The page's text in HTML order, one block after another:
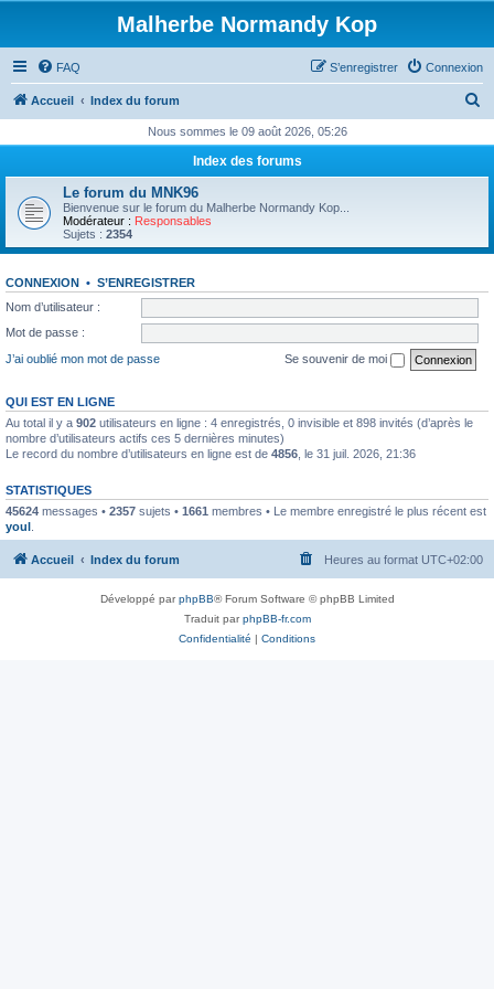
Malherbe Normandy Kop
FAQ Connexion
S’enregistrer
Accueil Index du forum
h
c
Nous sommes le 09 août 2026, 05:26
Index des forums
Le forum du MNK96
Bienvenue sur le forum du Malherbe Normandy Kop...
Modérateur : Responsables
Sujets : 2354
CONNEXION • S’ENREGISTRER
Nom d’utilisateur :
Mot de passe :
J’ai oublié mon mot de passe
Se souvenir de moi
QUI EST EN LIGNE
Au total il y a 902 utilisateurs en ligne : 4 enregistrés, 0 invisible et 898 invités (d’après le
nombre d’utilisateurs actifs ces 5 dernières minutes)
Le record du nombre d’utilisateurs en ligne est de 4856 , le 31 juil. 2026, 21:36
STATISTIQUES
45624 messages • 2357 sujets • 1661 membres • Le membre enregistré le plus récent est
youl
Accueil Index du forum Heures au format UTC+02:00
Développé parphpBB® Forum Software © phpBB Limited
Traduit parphpBB-fr.com
Confidentialité | Conditions